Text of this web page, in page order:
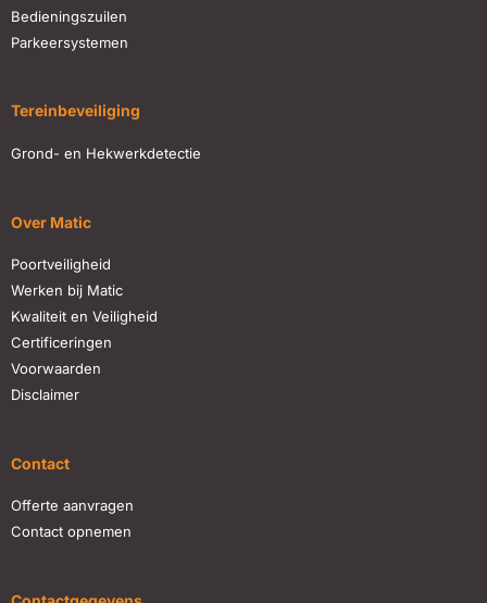
Bedieningszuilen
Parkeersystemen
Tereinbeveiliging
Grond- en Hekwerkdetectie
Over Matic
Poortveiligheid
Werken bij Matic
Kwaliteit en Veiligheid
Certificeringen
Voorwaarden
Disclaimer
Contact
Offerte aanvragen
Contact opnemen